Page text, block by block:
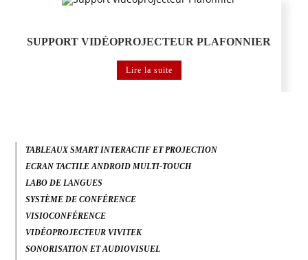
SUPPORT VIDÉOPROJECTEUR PLAFONNIER
Lire la suite
TABLEAUX SMART INTERACTIF ET PROJECTION
ECRAN TACTILE ANDROID MULTI-TOUCH
LABO DE LANGUES
SYSTÈME DE CONFÉRENCE
VISIOCONFÉRENCE
VIDÉOPROJECTEUR VIVITEK
SONORISATION ET AUDIOVISUEL